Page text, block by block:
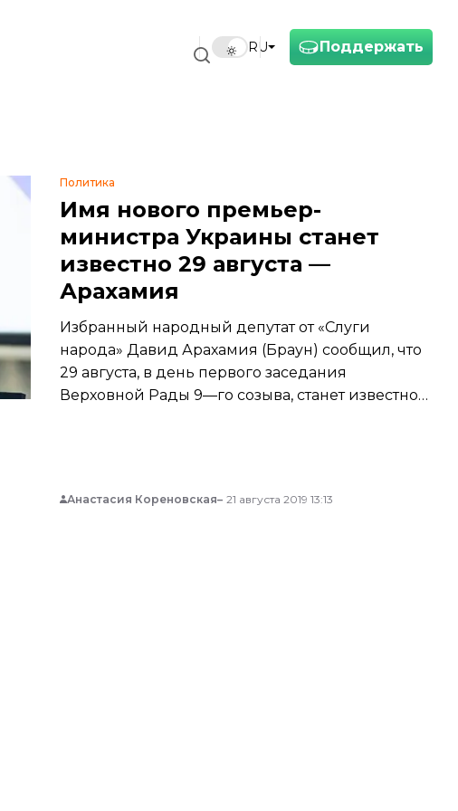
Поддержать
RU
Политика
Имя нового премьер-
министра Украины станет
известно 29 августа —
Арахамия
Избранный народный депутат от «Слуги
народа» Давид Арахамия (Браун) сообщил, что
29 августа, в день первого заседания
Верховной Рады 9—го созыва, станет известно
Анастасия Кореновская 21 августа 2019 13:13